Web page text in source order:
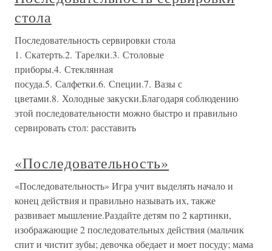
стола
Последовательность сервировки стола
1. Скатерть.2. Тарелки.3. Столовые
приборы.4. Стеклянная
посуда.5. Салфетки.6. Специи.7. Вазы с
цветами.8. Холодные закуски.Благодаря соблюдению
этой последовательности можно быстро и правильно
сервировать стол: расставить
«Последовательность»
«Последовательность» Игра учит выделять начало и
конец действия и правильно называть их, также
развивает мышление.Раздайте детям по 2 картинки,
изображающие 2 последовательных действия (мальчик
спит и чистит зубы; девочка обедает и моет посуду; мама